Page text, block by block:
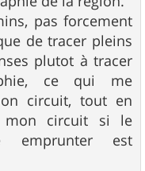
pas forcement
de tracer pleins
plutot à tracer
ce qui me
circuit, tout en
mon circuit si le
emprunter est